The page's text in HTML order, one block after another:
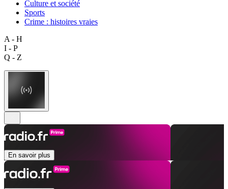
Culture et société
Sports
Crime : histoires vraies
A - H
I - P
Q - Z
En savoir plus